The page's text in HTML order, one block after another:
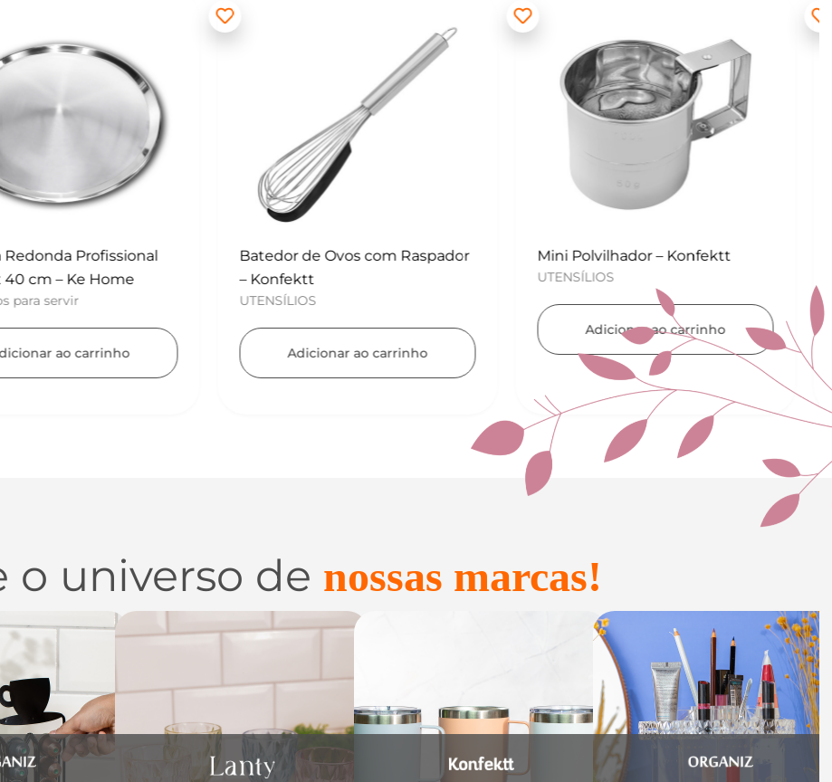
de Ovos com Raspador
Adicionar ao carrinho
Mini Polvilhador – Konfektt
UTENSÍLIOS
Adicionar ao carrinho
Kit para Copos de Massa 2 peças
– Konfektt
UTENSÍLIOS
Adicionar ao carrinho
o universo de nossas marcas!
e
Vidro
Acessórios
inteligentes